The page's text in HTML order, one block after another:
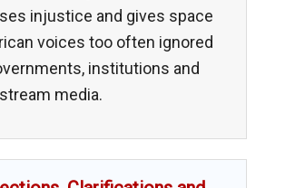
injustice and gives space
voices too often ignored
institutions and
media.